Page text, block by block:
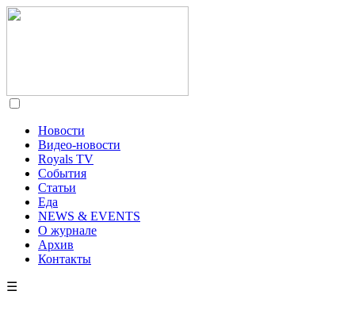
Новости
Видео-новости
Royals TV
События
Статьи
Еда
NEWS & EVENTS
О журнале
Архив
Контакты
☰